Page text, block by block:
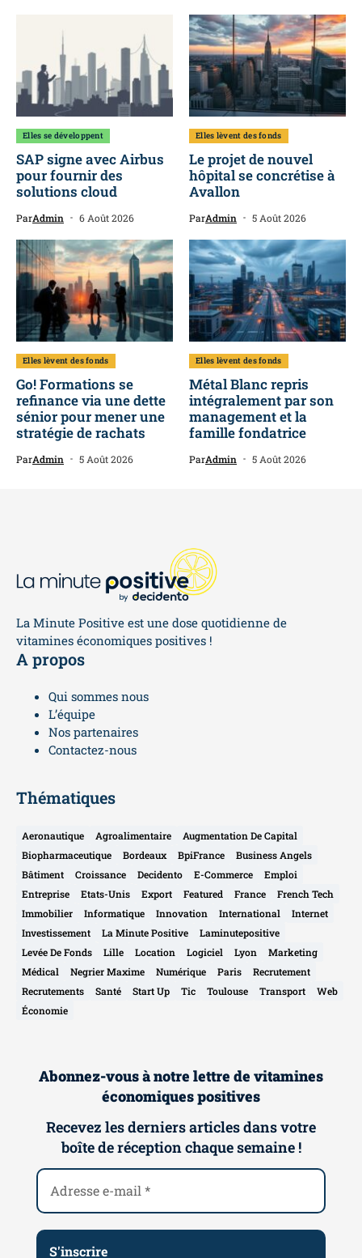
Elles se développent
SAP signe avec Airbus
pour fournir des
solutions cloud
ParAdmin 6 Août 2026
Elles lèvent des fonds
Le projet de nouvel
hôpital se concrétise à
Avallon
ParAdmin 5 Août 2026
Elles lèvent des fonds
Go! Formations se
refinance via une dette
sénior pour mener une
stratégie de rachats
ParAdmin 5 Août 2026
Elles lèvent des fonds
Métal Blanc repris
intégralement par son
management et la
famille fondatrice
ParAdmin 5 Août 2026
La Minute Positive est une dose quotidienne de
vitamines économiques positives !
A propos
Qui sommes nous
L’équipe
Nos partenaires
Contactez-nous
Thématiques
Aeronautique Agroalimentaire
Augmentation De Capital
Biopharmaceutique
Bordeaux BpiFrance
Business Angels
Bâtiment
Croissance Decidento E-Commerce
Emploi
Entreprise
Etats-Unis Export Featured France
French Tech
Immobilier
Informatique Innovation International
Internet
Investissement
La Minute Positive
Laminutepositive
Levée De Fonds
Lille Location Logiciel Lyon
Marketing
Médical
Negrier Maxime Numérique Paris
Recrutement
Recrutements
Santé Start Up Tic Toulouse Transport
Web
Économie
Abonnez-vous à notre lettre de vitamines
économiques positives
Recevez les derniers articles dans votre
boîte de réception chaque semaine !